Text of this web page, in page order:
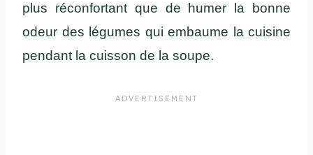
plus réconfortant que de humer la bonne
odeur des légumes qui embaume la cuisine
pendant la cuisson de la soupe.